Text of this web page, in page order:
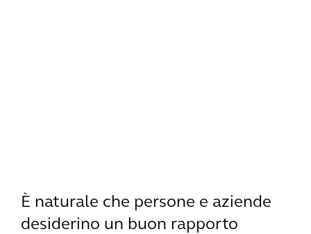
È naturale che persone e aziende
desiderino un buon rapporto